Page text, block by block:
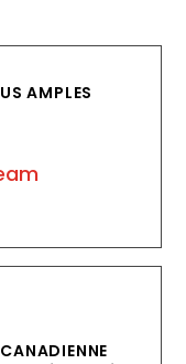
AMPLES